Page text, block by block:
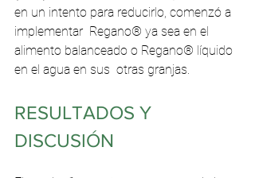
en un intento para reducirlo, comenzó a
implementar  Regano® ya sea en el
alimento balanceado o Regano® líquido
en el agua en sus  otras granjas.
RESULTADOS Y
DISCUSIÓN